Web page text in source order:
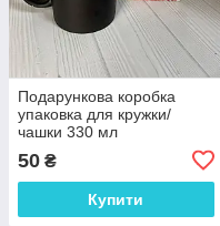
Подарункова коробка
упаковка для кружки/
чашки 330 мл
50 ₴
Купити